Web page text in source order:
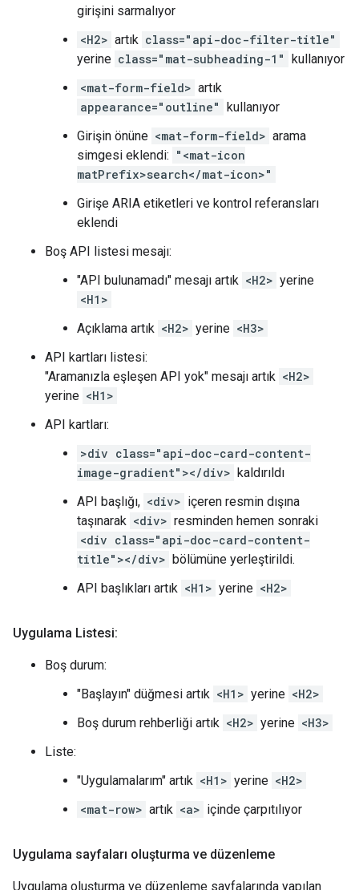
girişini sarmalıyor
<H2> artık class="api-doc-filter-title"
yerine class="mat-subheading-1" kullanıyor
<mat-form-field> artık
appearance="outline" kullanıyor
Girişin önüne <mat-form-field> arama
simgesi eklendi: "<mat-icon
matPrefix>search</mat-icon>"
Girişe ARIA etiketleri ve kontrol referansları
eklendi
Boş API listesi mesajı:
"API bulunamadı" mesajı artık <H2> yerine
<H1>
Açıklama artık <H2> yerine <H3>
API kartları listesi:
"Aramanızla eşleşen API yok" mesajı artık <H2>
yerine <H1>
API kartları:
>div class="api-doc-card-content-
image-gradient"></div> kaldırıldı
API başlığı, <div> içeren resmin dışına
taşınarak <div> resminden hemen sonraki
<div class="api-doc-card-content-
title"></div> bölümüne yerleştirildi.
API başlıkları artık <H1> yerine <H2>
Uygulama Listesi:
Boş durum:
"Başlayın" düğmesi artık <H1> yerine <H2>
Boş durum rehberliği artık <H2> yerine <H3>
Liste:
"Uygulamalarım" artık <H1> yerine <H2>
<mat-row> artık <a> içinde çarpıtılıyor
Uygulama sayfaları oluşturma ve düzenleme
Uygulama oluşturma ve düzenleme sayfalarında yapılan